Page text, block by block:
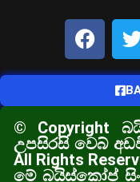
© Copyright
උපසිරසි වෙබ්
All Rights
මේ බයිස්කෝප්